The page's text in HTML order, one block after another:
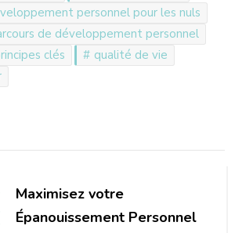
personnel pour les nuls
de développement personnel
clés
qualité de vie
Maximisez votre
Épanouissement Personnel